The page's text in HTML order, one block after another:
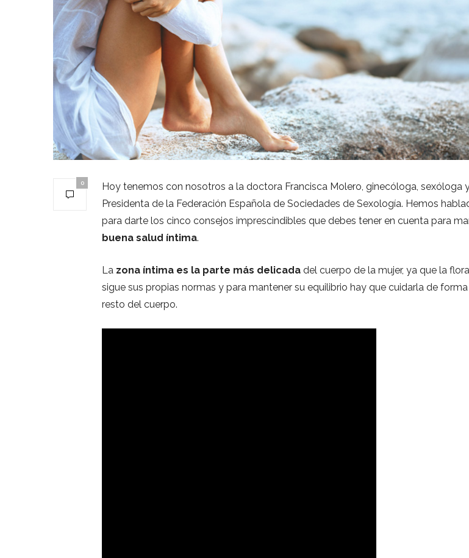
0
Hoy tenemos con nosotros a la doctora Francisca Molero, ginecóloga, sexóloga
Presidenta de la Federación Española de Sociedades de Sexología. Hemos
para darte los cinco consejos imprescindibles que debes tener en cuenta para
buena salud íntima.
La zona íntima es la parte más delicada del cuerpo de la mujer, ya que la
sigue sus propias normas y para mantener su equilibrio hay que cuidarla de
resto del cuerpo.